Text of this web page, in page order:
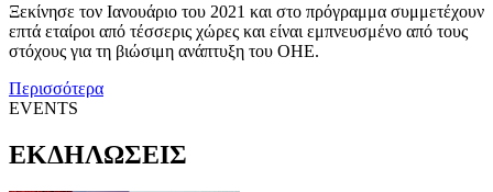
Ξεκίνησε τον Ιανουάριο του 2021 και στο πρόγραμμα συμμετέχουν
επτά εταίροι από τέσσερις χώρες και είναι εμπνευσμένο από τους
στόχους για τη βιώσιμη ανάπτυξη του ΟΗΕ.
Περισσότερα
EVENTS
ΕΚΔΗΛΩΣΕΙΣ